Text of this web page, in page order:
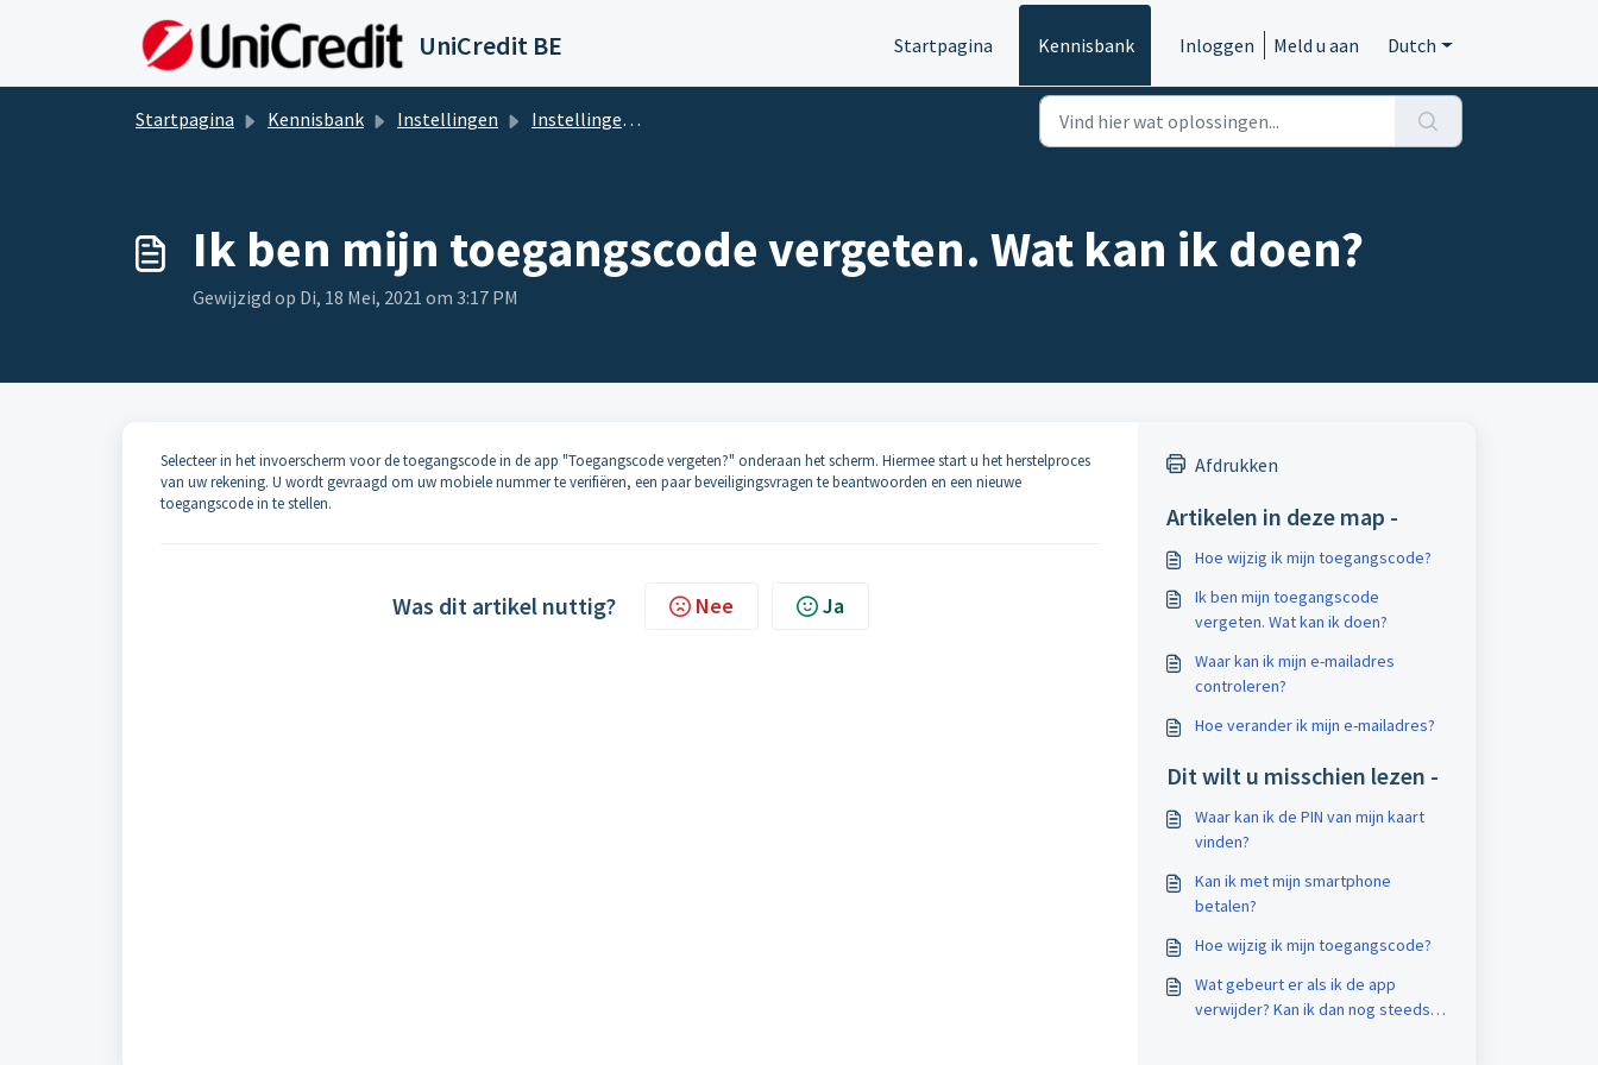
UniCredit BE Startpagina Kennisbank Inloggen Meld u aan Dutch
Startpagina Kennisbank Instellingen Instellingen - Persoonlijke Rekening
Ik ben mijn toegangscode vergeten. Wat kan ik doen?
Gewijzigd op Di, 18 Mei, 2021 om 3:17 PM
Selecteer in het invoerscherm voor de toegangscode in de app "Toegangscode vergeten?" onderaan het scherm. Hiermee start u het herstelproces
van uw rekening. U wordt gevraagd om uw mobiele nummer te verifiëren, een paar beveiligingsvragen te beantwoorden en een nieuwe
toegangscode in te stellen.
Was dit artikel nuttig? Nee Ja
Afdrukken
Artikelen in deze map -
Hoe wijzig ik mijn toegangscode?
Ik ben mijn toegangscode
vergeten. Wat kan ik doen?
Waar kan ik mijn e-mailadres
controleren?
Hoe verander ik mijn e-mailadres?
Dit wilt u misschien lezen -
Waar kan ik de PIN van mijn kaart
vinden?
Kan ik met mijn smartphone
betalen?
Hoe wijzig ik mijn toegangscode?
Wat gebeurt er als ik de app
verwijder? Kan ik dan nog steeds